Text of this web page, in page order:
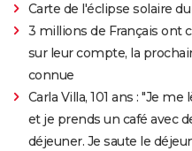
Carte de l'éclipse solaire du
3 millions de Français ont
sur leur compte, la
connue
Carla Villa, 101 ans : "Je
et je prends un café avec
déjeuner. Je saute le